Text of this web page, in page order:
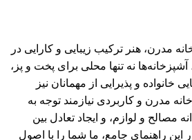
مدرن، هنر ترکیب زیبایی و کارایی در
نه تنها محلی برای پخت و پز،
خانواده و پذیرایی از مهمانان نیز
مدرن و کاربردی نیازمند توجه به
مصالح و لوازم، و ایجاد تعادل بین
این راهنمای جامع، ما شما را با اصول